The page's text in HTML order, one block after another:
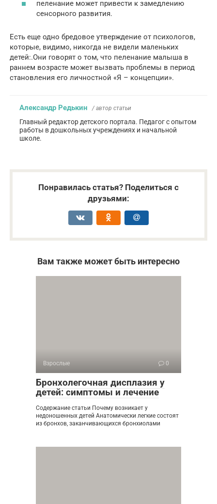
пеленание может привести к замедлению
сенсорного развития.
Есть еще одно бредовое утверждение от психологов,
которые, видимо, никогда не видели маленьких
детей:.Они говорят о том, что пеленание малыша в
раннем возрасте может вызвать проблемы в период
становления его личностной «Я – концепции».
Александр Редькин / автор статьи
Главный редактор детского портала. Педагог с опытом
работы в дошкольных учреждениях и начальной
школе.
Понравилась статья? Поделиться с
друзьями:
Вам также может быть интересно
Взрослые 0
Бронхолегочная дисплазия у
детей: симптомы и лечение
Содержание статьи Почему возникает у
недоношенных детей Анатомически легкие состоят
из бронхов, заканчивающихся бронхиолами